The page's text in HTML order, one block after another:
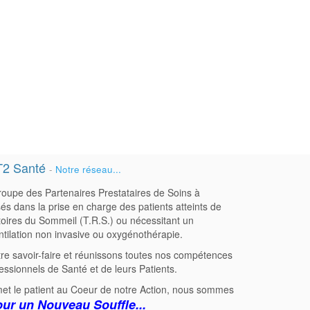
Santé - Notre réseau...
des Partenaires Prestataires de Soins à
dans la prise en charge des patients atteints de
du Sommeil (T.R.S.) ou nécessitant un
non invasive ou oxygénothérapie.
savoir-faire et réunissons toutes nos compétences
de Santé et de leurs Patients.
le patient au Coeur de notre Action, nous sommes
un Nouveau Souffle...